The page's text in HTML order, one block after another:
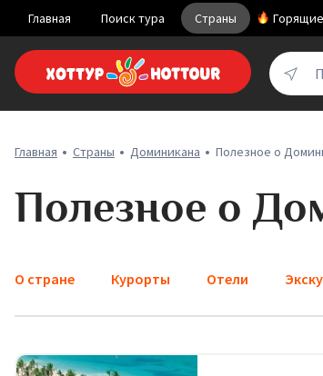
Главная Поиск тура Страны
Главная Страны Доминикана Полезное о
Полезное о
О стране Курорты Отели